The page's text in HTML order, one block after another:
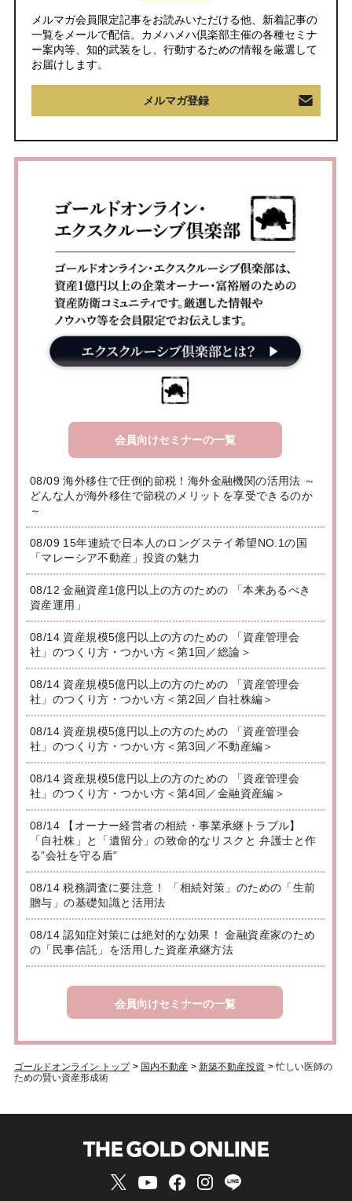
メルマガ会員限定記事をお読みいただける他、新着記事の
一覧をメールで配信。カメハメハ倶楽部主催の各種セミナ
ー案内等、知的武装をし、行動するための情報を厳選して
お届けします。
メルマガ登録
会員向けセミナーの一覧
08/09 海外移住で圧倒的節税！海外金融機関の活用法 ～
どんな人が海外移住で節税のメリットを享受できるのか
～
08/09 15年連続で日本人のロングステイ希望NO.1の国
「マレーシア不動産」投資の魅力
08/12 金融資産1億円以上の方のための 「本来あるべき
資産運用」
08/14 資産規模5億円以上の方のための 「資産管理会
社」のつくり方・つかい方＜第1回／総論＞
08/14 資産規模5億円以上の方のための 「資産管理会
社」のつくり方・つかい方＜第2回／自社株編＞
08/14 資産規模5億円以上の方のための 「資産管理会
社」のつくり方・つかい方＜第3回／不動産編＞
08/14 資産規模5億円以上の方のための 「資産管理会
社」のつくり方・つかい方＜第4回／金融資産編＞
08/14 【オーナー経営者の相続・事業承継トラブル】
「自社株」と「遺留分」の致命的なリスクと 弁護士と作
る”会社を守る盾”
08/14 税務調査に要注意！ 「相続対策」のための「生前
贈与」の基礎知識と活用法
08/14 認知症対策には絶対的な効果！ 金融資産家のため
の「民事信託」を活用した資産承継方法
会員向けセミナーの一覧
ゴールドオンライン トップ > 国内不動産 > 新築不動産投資 >忙しい医師の
ための賢い資産形成術